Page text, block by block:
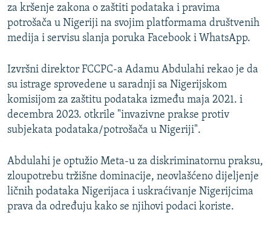
za kršenje zakona o zaštiti podataka i pravima
potrošača u Nigeriji na svojim platformama društvenih
medija i servisu slanja poruka Facebook i WhatsApp.
Izvršni direktor FCCPC-a Adamu Abdulahi rekao je da
su istrage sprovedene u saradnji sa Nigerijskom
komisijom za zaštitu podataka između maja 2021. i
decembra 2023. otkrile "invazivne prakse protiv
subjekata podataka/potrošača u Nigeriji".
Abdulahi je optužio Meta-u za diskriminatornu praksu,
zloupotrebu tržišne dominacije, neovlašćeno dijeljenje
ličnih podataka Nigerijaca i uskraćivanje Nigerijcima
prava da određuju kako se njihovi podaci koriste.